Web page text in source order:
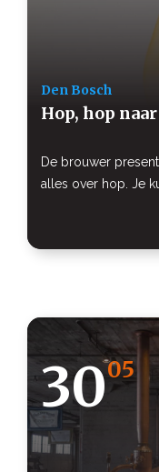
Den Bosch
Hop, hop
De brouwer
alles over hop. Je
3005